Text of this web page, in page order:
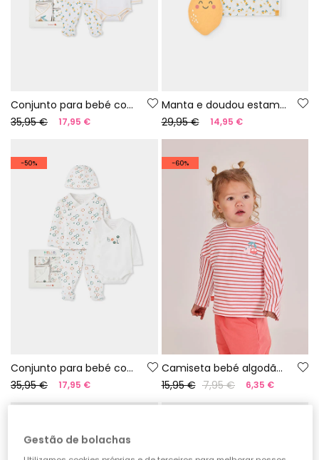
Conjunto para bebé com estampado de limões
35,95 €
17,95 €
Manta e doudou estampados para bebé
29,95 €
14,95 €
-50%
Conjunto para bebé com estampado de peixes
35,95 €
17,95 €
-60%
Camiseta bebé algodão riscas
15,95 € 7,95 € 6,35 €
Gestão de bolachas